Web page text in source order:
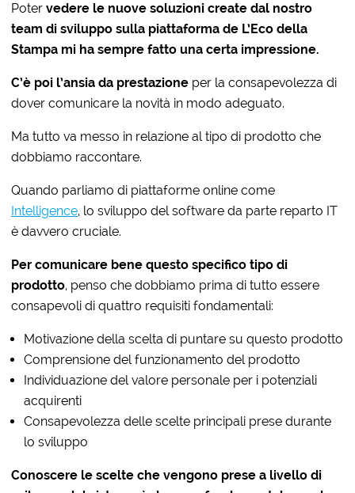
Potervedere le nuove soluzioni create dal nostro
team di sviluppo sulla piattaforma de L’Eco della
Stampa mi ha sempre fatto una certa impressione.
C’è poi l’ansia da prestazione per la consapevolezza di
dover comunicare la novità in modo adeguato.
Ma tutto va messo in relazione al tipo di prodotto che
dobbiamo raccontare.
Quando parliamo di piattaforme online come
Intelligence, lo sviluppo del software da parte reparto IT
è davvero cruciale.
Per comunicare bene questo specifico tipo di
prodotto, penso che dobbiamo prima di tutto essere
consapevoli di quattro requisiti fondamentali:
Motivazione della scelta di puntare su questo prodotto
Comprensione del funzionamento del prodotto
Individuazione del valore personale per i potenziali
acquirenti
Consapevolezza delle scelte principali prese durante
lo sviluppo
Conoscere le scelte che vengono prese a livello di